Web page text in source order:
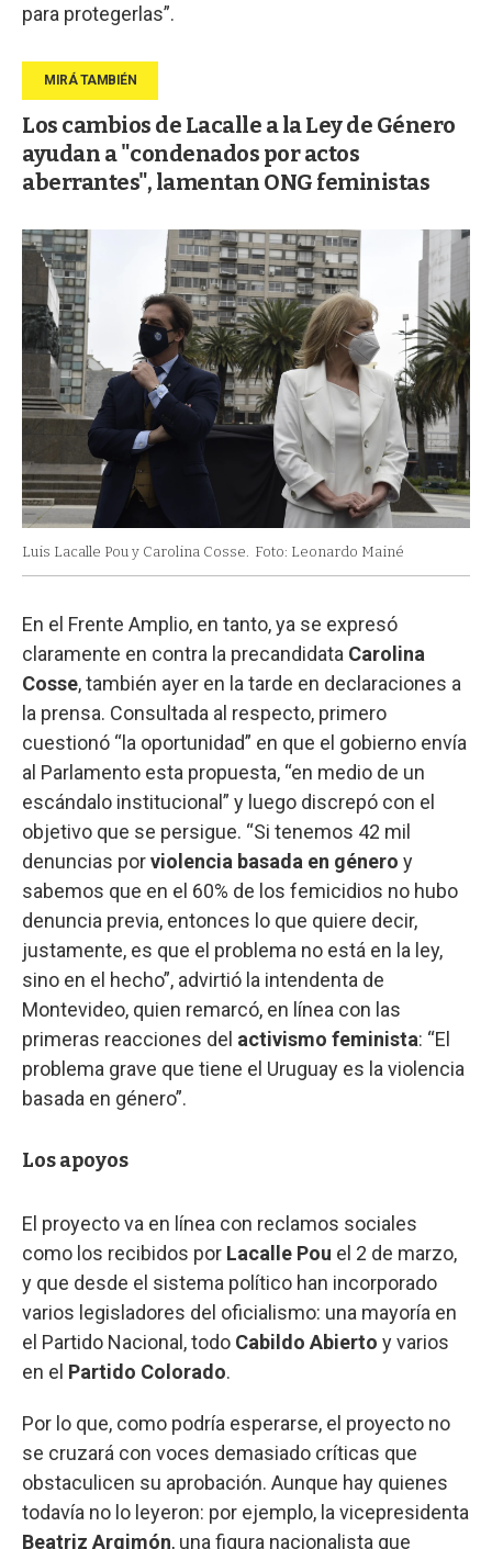
para protegerlas”.
Los cambios de Lacalle a la Ley de Género
ayudan a "condenados por actos
aberrantes", lamentan ONG feministas
Luis Lacalle Pou y Carolina Cosse. Foto: Leonardo Mainé
En el Frente Amplio, en tanto, ya se expresó
claramente en contra la precandidata Carolina
Cosse, también ayer en la tarde en declaraciones a
la prensa. Consultada al respecto, primero
cuestionó “la oportunidad” en que el gobierno envía
al Parlamento esta propuesta, “en medio de un
escándalo institucional” y luego discrepó con el
objetivo que se persigue. “Si tenemos 42 mil
denuncias porviolencia basada en género y
sabemos que en el 60% de los femicidios no hubo
denuncia previa, entonces lo que quiere decir,
justamente, es que el problema no está en la ley,
sino en el hecho”, advirtió la intendenta de
Montevideo, quien remarcó, en línea con las
primeras reacciones del activismo feminista: “El
problema grave que tiene el Uruguay es la violencia
basada en género”.
Los apoyos
El proyecto va en línea con reclamos sociales
como los recibidos por Lacalle Pou el 2 de marzo,
y que desde el sistema político han incorporado
varios legisladores del oficialismo: una mayoría en
el Partido Nacional, todo Cabildo Abierto y varios
en el Partido Colorado.
Por lo que, como podría esperarse, el proyecto no
se cruzará con voces demasiado críticas que
obstaculicen su aprobación. Aunque hay quienes
todavía no lo leyeron: por ejemplo, la vicepresidenta
Beatriz Argimón, una figura nacionalista que